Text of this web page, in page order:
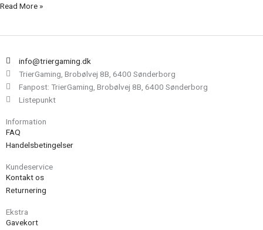
Read More »
info@triergaming.dk
TrierGaming, Brobølvej 8B, 6400 Sønderborg
Fanpost: TrierGaming, Brobølvej 8B, 6400 Sønderborg
Listepunkt
Information
FAQ
Handelsbetingelser
Kundeservice
Kontakt os
Returnering
Ekstra
Gavekort